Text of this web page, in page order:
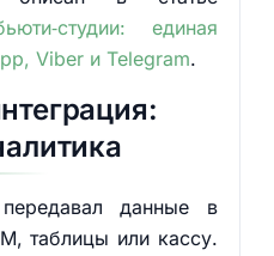
единая
Viber и Telegram.
данные в
таблицы или кассу.